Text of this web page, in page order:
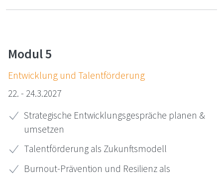
Modul 5
Ent­wick­lung und Ta­lent­för­de­rung
22. - 24.3.2027
Strategische Entwicklungsgespräche planen &
umsetzen
Talentförderung als Zukunftsmodell
Burnout-Prävention und Resilienz als